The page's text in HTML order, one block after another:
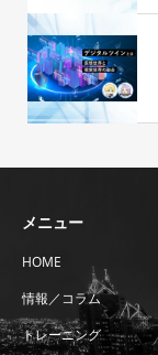
メニュー
HOME
情報／コラム
トレーニング